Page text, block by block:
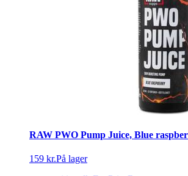
RAW PWO Pump Juice, Blue
159 kr.På lager